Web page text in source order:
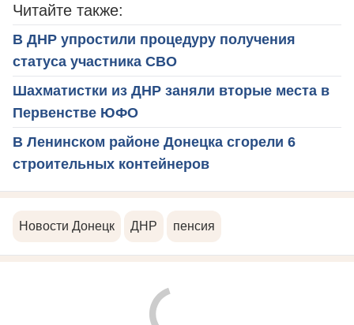
Читайте также:
В ДНР упростили процедуру получения
статуса участника СВО
Шахматистки из ДНР заняли вторые места в
Первенстве ЮФО
В Ленинском районе Донецка сгорели 6
строительных контейнеров
Новости Донецк ДНР пенсия